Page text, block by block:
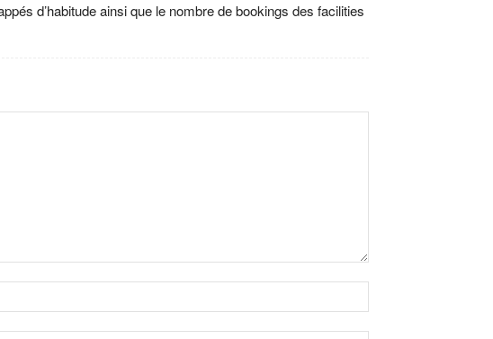
d’habitude ainsi que le nombre de bookings des facilities